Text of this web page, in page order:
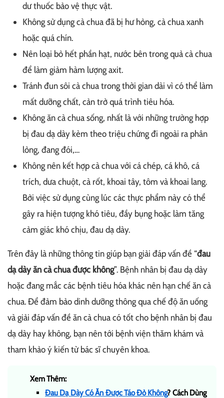
dư thuốc bảo vệ thực vật.
Không sử dụng cà chua đã bị hư hỏng, cà chua xanh
hoặc quá chín.
Nên loại bỏ hết phần hạt, nước bên trong quả cà chua
để làm giảm hàm lượng axit.
Tránh đun sôi cà chua trong thời gian dài vì có thể làm
mất dưỡng chất, cản trở quá trình tiêu hóa.
Không ăn cà chua sống, nhất là với những trường hợp
bị đau dạ dày kèm theo triệu chứng đi ngoài ra phân
lỏng, đang đói,…
Không nên kết hợp cà chua với cá chép, cá khô, cá
trích, dưa chuột, cà rốt, khoai tây, tôm và khoai lang.
Bởi việc sử dụng cùng lúc các thực phẩm này có thể
gây ra hiện tượng khó tiêu, đầy bụng hoặc làm tăng
cảm giác khó chịu, đau dạ dày.
Trên đây là những thông tin giúp bạn giải đáp vấn đề “đau
dạ dày ăn cà chua được không”. Bệnh nhân bị đau dạ dày
hoặc đang mắc các bệnh tiêu hóa khác nên hạn chế ăn cà
chua. Để đảm bảo dinh dưỡng thông qua chế độ ăn uống
và giải đáp vấn đề ăn cà chua có tốt cho bệnh nhân bị đau
dạ dày hay không, bạn nên tới bệnh viện thăm khám và
tham khảo ý kiến từ bác sĩ chuyên khoa.
Xem Thêm:
Đau Dạ Dày Có Ăn Được Táo Đỏ Không? Cách Dùng